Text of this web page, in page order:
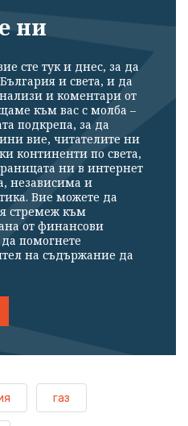
ни
сте тук и днес, за да
и света, и да
и коментари от
към вас с молба –
подкрепа, за да
вие, читателите ни
континенти по света,
ни в интернет
независима и
Вие можете да
стремеж към
от финансови
помогнете
на съдържание да
газ